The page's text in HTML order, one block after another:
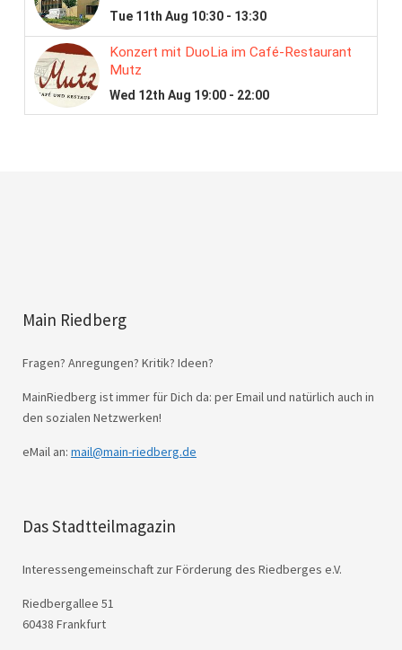
Main Riedberg
Fragen? Anregungen? Kritik? Ideen?
MainRiedberg ist immer für Dich da: per Email und natürlich auch in
den sozialen Netzwerken!
eMail an: mail@main-riedberg.de
Das Stadtteilmagazin
Interessengemeinschaft zur Förderung des Riedberges e.V.
Riedbergallee 51
60438 Frankfurt